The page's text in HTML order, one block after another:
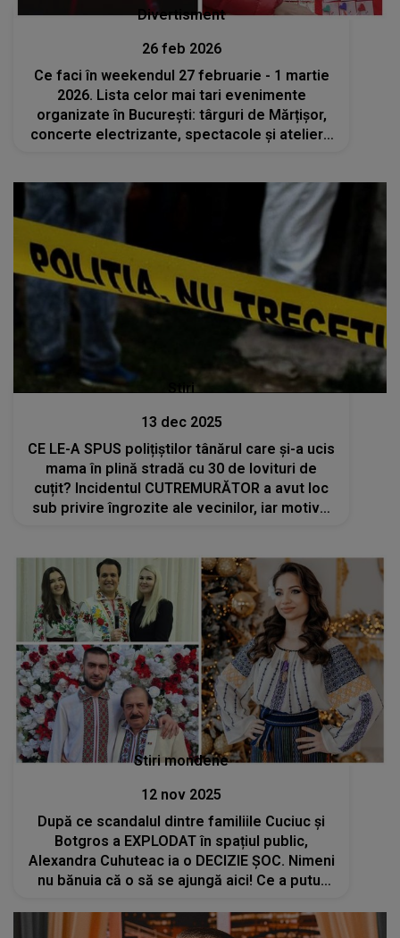
Divertisment
26 feb 2026
Ce faci în weekendul 27 februarie - 1 martie
2026. Lista celor mai tari evenimente
organizate în București: târguri de Mărțișor,
concerte electrizante, spectacole și ateliere
Stiri
13 dec 2025
CE LE-A SPUS polițiștilor tânărul care și-a ucis
mama în plină stradă cu 30 de lovituri de
cuțit? Incidentul CUTREMURĂTOR a avut loc
sub privire îngrozite ale vecinilor, iar motivul
Stiri mondene
12 nov 2025
După ce scandalul dintre familiile Cuciuc și
Botgros a EXPLODAT în spațiul public,
Alexandra Cuhuteac ia o DECIZIE ȘOC. Nimeni
nu bănuia că o să se ajungă aici! Ce a putut